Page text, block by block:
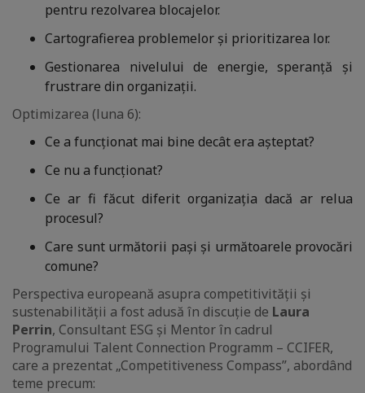
pentru rezolvarea blocajelor.
Cartografierea problemelor și prioritizarea lor.
Gestionarea nivelului de energie, speranță și
frustrare din organizații.
Optimizarea (luna 6):
Ce a funcționat mai bine decât era așteptat?
Ce nu a funcționat?
Ce ar fi făcut diferit organizația dacă ar relua
procesul?
Care sunt următorii pași și următoarele provocări
comune?
Perspectiva europeană asupra competitivității și
sustenabilității a fost adusă în discuție de Laura
Perrin, Consultant ESG și Mentor în cadrul
Programului Talent Connection Programm – CCIFER,
care a prezentat „Competitiveness Compass”, abordând
teme precum: